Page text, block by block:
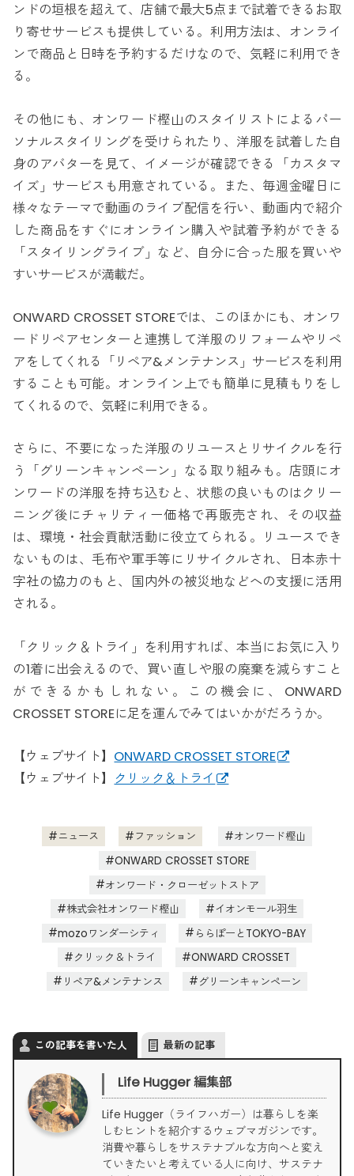
ンドの垣根を超えて、店舗で最大5点まで試着できるお取
り寄せサービスも提供している。利用方法は、オンライ
ンで商品と日時を予約するだけなので、気軽に利用でき
る。
その他にも、オンワード樫山のスタイリストによるパー
ソナルスタイリングを受けられたり、洋服を試着した自
身のアバターを見て、イメージが確認できる「カスタマ
イズ」サービスも用意されている。また、毎週金曜日に
様々なテーマで動画のライブ配信を行い、動画内で紹介
した商品をすぐにオンライン購入や試着予約ができる
「スタイリングライブ」など、自分に合った服を買いや
すいサービスが満載だ。
ONWARD CROSSET STOREでは、このほかにも、オンワ
ードリペアセンターと連携して洋服のリフォームやリペ
アをしてくれる「リペア&メンテナンス」サービスを利用
することも可能。オンライン上でも簡単に見積もりをし
てくれるので、気軽に利用できる。
さらに、不要になった洋服のリユースとリサイクルを行
う「グリーンキャンペーン」なる取り組みも。店頭にオ
ンワードの洋服を持ち込むと、状態の良いものはクリー
ニング後にチャリティー価格で再販売され、その収益
は、環境・社会貢献活動に役立てられる。リユースでき
ないものは、毛布や軍手等にリサイクルされ、日本赤十
字社の協力のもと、国内外の被災地などへの支援に活用
される。
「クリック＆トライ」を利用すれば、本当にお気に入り
の1着に出会えるので、買い直しや服の廃棄を減らすこと
ができるかもしれない。この機会に、ONWARD
CROSSET STOREに足を運んでみてはいかがだろうか。
【ウェブサイト】 ONWARD CROSSET STORE
【ウェブサイト】 クリック＆トライ
ニュース ファッション
オンワード樫山
ONWARD CROSSET STORE
オンワード・クローゼットストア
株式会社オンワード樫山
イオンモール羽生
mozoワンダーシティ
ららぽーとTOKYO-BAY
クリック＆トライ
ONWARD CROSSET
リペア&メンテナンス
グリーンキャンペーン
この記事を書いた人 最新の記事
Life Hugger 編集部
Life Hugger（ライフハガー）は暮らしを楽
しむヒントを紹介するウェブマガジンです。
消費や暮らしをサステナブルな方向へと変え
ていきたいと考えている人に向け、サステナ